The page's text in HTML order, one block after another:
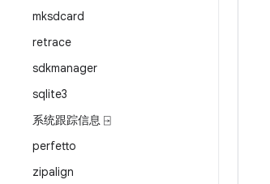
mksdcard
retrace
sdkmanager
sqlite3
系统跟踪信息 ⍈
perfetto
zipalign